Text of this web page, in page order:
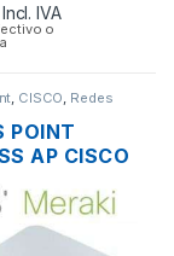
Incl. IVA
o
CISCO Redes
POINT
AP CISCO
MR16 DUAL
MBPS
POE